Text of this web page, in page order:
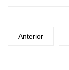
Anterior